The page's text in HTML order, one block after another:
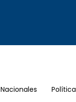
Nacionales Política